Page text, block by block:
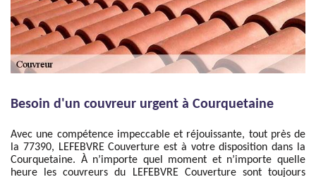
Besoin d'un couvreur urgent à Courquetaine
Avec une compétence impeccable et réjouissante, tout près de
la 77390, LEFEBVRE Couverture est à votre disposition dans la
Courquetaine. À n’importe quel moment et n’importe quelle
heure les couvreurs du LEFEBVRE Couverture sont toujours